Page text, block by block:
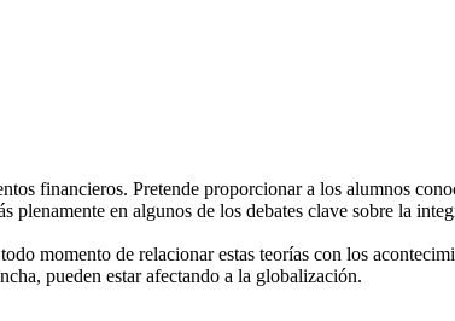
financieros. Pretende proporcionar a los alumnos
en algunos de los debates clave sobre la
momento de relacionar estas teorías con los
pueden estar afectando a la globalización.